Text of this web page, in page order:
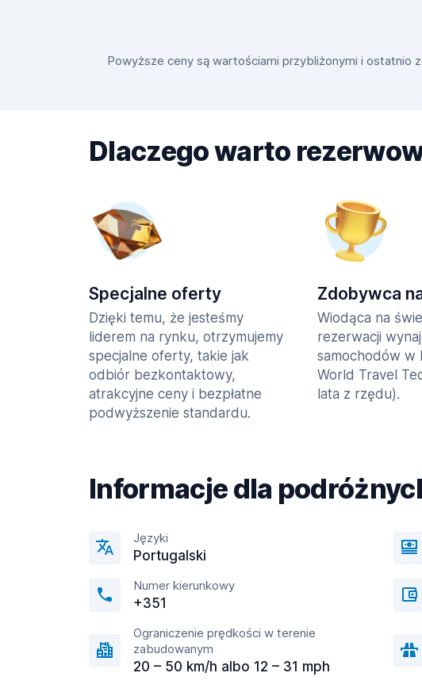
Powyższe ceny są wartościami przybliżonymi i ostatnio
Dlaczego warto
Specjalne oferty
Dzięki temu, że jesteśmy
liderem na rynku, otrzymujemy
specjalne oferty, takie jak
odbiór bezkontaktowy,
atrakcyjne ceny i bezpłatne
podwyższenie standardu.
Zdobywca
Wiodąca na
rezerwacji
samochodów w
World Travel
lata z rzędu).
Informacje dla
Języki
Portugalski
Numer kierunkowy
+351
Ograniczenie prędkości w terenie
zabudowanym
20 – 50 km/h albo 12 – 31 mph